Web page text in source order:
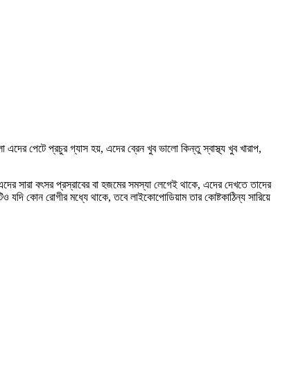
পেটে প্রচুর গ্যাস হয়, এদের ব্রেন খুব ভালো কিন্তু স্বাস্থ্য খুব খারাপ,
সারা বৎসর প্রস্রাবের বা হজমের সমস্যা লেগেই থাকে, এদের দেখতে তাদের
কোন রোগীর মধ্যে থাকে, তবে লাইকোপোডিয়াম তার কোষ্টকাঠিন্য সারিয়ে